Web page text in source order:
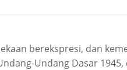
berekspresi, dan
Undang Dasar